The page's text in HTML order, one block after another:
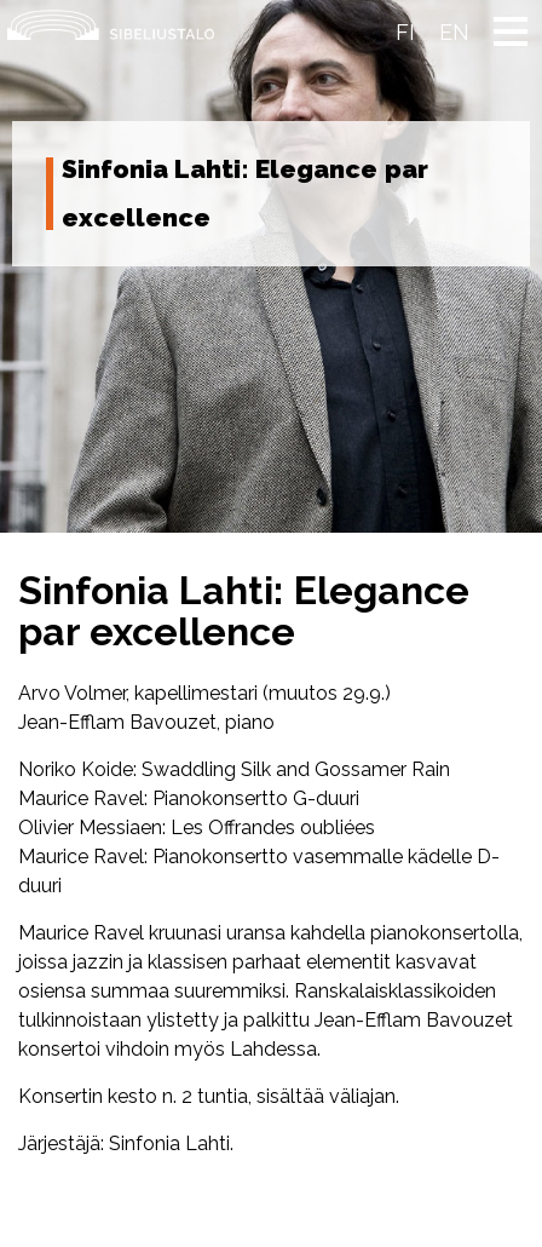
Skip
to
FI EN
Sinfonia Lahti: Elegance par
excellence
Sinfonia Lahti: Elegance
par excellence
Arvo Volmer, kapellimestari (muutos 29.9.)
Jean-Efflam Bavouzet, piano
Noriko Koide: Swaddling Silk and Gossamer Rain
Maurice Ravel: Pianokonsertto G-duuri
Olivier Messiaen: Les Offrandes oubliées
Maurice Ravel: Pianokonsertto vasemmalle kädelle D-
duuri
Maurice Ravel kruunasi uransa kahdella pianokonsertolla,
joissa jazzin ja klassisen parhaat elementit kasvavat
osiensa summaa suuremmiksi. Ranskalaisklassikoiden
tulkinnoistaan ylistetty ja palkittu Jean-Efflam Bavouzet
konsertoi vihdoin myös Lahdessa.
Konsertin kesto n. 2 tuntia, sisältää väliajan.
Järjestäjä: Sinfonia Lahti.